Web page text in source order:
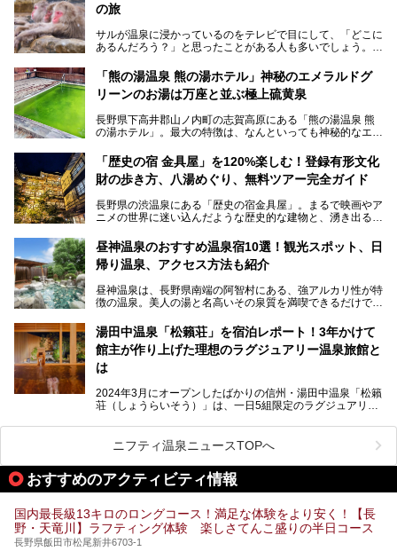
の旅
サルが温泉に浸かっているのをテレビで目にして、「どこに
あるんだろう？」と思ったことがある人も多いでしょう。
この微笑ましい光景は、長野県にある「地獄谷野猿公苑」で
見られるもので、野生のサルが雪景色の中で温泉に浸かる姿
を間近で観察できます。
本記事では、地獄谷野猿公苑の魅力や見どころ、サルと温泉
との関係性、地獄谷周辺の観光スポットについて紹介しま
ので、野生のサルを観察する貴重な自然体験と温泉をあわせ
て楽しみたい人は、ぜひ参考にしてください。
「熊の湯温泉 熊の湯ホテル」神秘のエメラルドグ
リーンのお湯は万座と並ぶ極上硫黄泉
長野県下高井郡山ノ内町の志賀高原にある「熊の湯温泉 熊
の湯ホテル」。最大の特徴は、なんといっても神秘的なエメ
リピートするファンも多い温泉です。冬はスキーと一緒に楽
しみたい極上の温泉を紹介します。
「歴史の宿 金具屋」を120%楽しむ！登録有形文化
財の歩き方、八湯めぐり、無料ツアー完全ガイド
長野県の渋温泉にある「歴史の宿金具屋」。まるで映画やア
ニメの世界に迷い込んだような歴史的な建物と、湧き出る温
を隅々まで楽しみたいですよね。この記事では、金具屋での
滞在を最高の思い出にするための「楽しみ方」を徹底的にご
紹介します！
昼神温泉のおすすめ温泉宿10選！観光スポット、日
帰り温泉、アクセス方法も紹介
昼神温泉は、長野県南端の阿智村にある、強アルカリ性が特
徴の温泉。美人の湯と名高いその泉質を満喫できるだけでな
昼神温泉では、朝市などの観光スポットや、信州名物のおや
きを楽しめるグルメスポットなど、観光を楽しむにはぴった
りの場所が豊富にあります。
この記事では、昼神温泉での滞在を充実させる宿泊施設や日
帰り温泉、見どころ満載の観光・グルメスポットに加え、ア
クセス方法も順に紹介します。
湯田中温泉「松籟荘」を宿泊レポート！3年かけて
館主が作り上げた理想のラグジュアリー温泉旅館と
は
2024年3月にオープンしたばかりの信州・湯田中温泉「松籟
荘（しょうらいそう）」は、一日5組限定のラグジュアリー
ライベートに楽しめる非日常感が味わえます。また宿泊者は
道向かいの「よろづや」の大浴場「桃山風呂」や共同浴場の
「湯田中大湯」も利用ができます。
極上のお湯に浸り上質なお料理に舌鼓、特別な日に泊まりた
い湯田中温泉「松籟荘」を、実際に宿泊した目線で紹介しま
ニフティ温泉ニュースTOPへ
おすすめのアクティビティ情報
国内最長級13キロのロングコース！満足な体験をより安く！【長
野・天竜川】ラフティング体験 楽しさてんこ盛りの半日コース
長野県飯田市松尾新井6703-1